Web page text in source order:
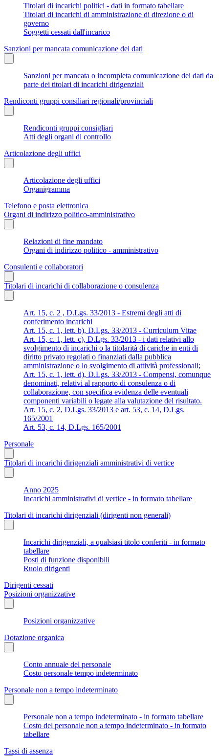
Titolari di incarichi politici - dati in formato tabellare
Titolari di incarichi di amministrazione di direzione o di
governo
Soggetti cessati dall'incarico
Sanzioni per mancata comunicazione dei dati
Sanzioni per mancata o incompleta comunicazione dei dati da
parte dei titolari di incarichi dirigenziali
Rendiconti gruppi consiliari regionali/provinciali
Rendiconti gruppi consigliari
Atti degli organi di controllo
Articolazione degli uffici
Articolazione degli uffici
Organigramma
Telefono e posta elettronica
Organi di indirizzo politico-amministrativo
Relazioni di fine mandato
Organi di indirizzo politico - amministrativo
Consulenti e collaboratori
Titolari di incarichi di collaborazione o consulenza
Art. 15, c. 2 , D.Lgs. 33/2013 - Estremi degli atti di
conferimento incarichi
Art. 15, c. 1, lett. b), D.Lgs. 33/2013 - Curriculum Vitae
Art. 15, c. 1, lett. c), D.Lgs. 33/2013 - i dati relativi allo
svolgimento di incarichi o la titolarità di cariche in enti di
diritto privato regolati o finanziati dalla pubblica
amministrazione o lo svolgimento di attività professionali;
Art. 15, c. 1, lett. d), D.Lgs. 33/2013 - Compensi, comunque
denominati, relativi al rapporto di consulenza o di
collaborazione, con specifica evidenza delle eventuali
componenti variabili o legate alla valutazione del risultato.
Art. 15, c. 2, D.Lgs. 33/2013 e art. 53, c. 14, D.Lgs.
165/2001
Art. 53, c. 14, D.Lgs. 165/2001
Personale
Titolari di incarichi dirigenziali amministrativi di vertice
Anno 2025
Incarichi amministrativi di vertice - in formato tabellare
Titolari di incarichi dirigenziali (dirigenti non generali)
Incarichi dirigenziali, a qualsiasi titolo conferiti - in formato
tabellare
Posti di funzione disponibili
Ruolo dirigenti
Dirigenti cessati
Posizioni organizzative
Posizioni organizzative
Dotazione organica
Conto annuale del personale
Costo personale tempo indeterminato
Personale non a tempo indeterminato
Personale non a tempo indeterminato - in formato tabellare
Costo del personale non a tempo indeterminato - in formato
tabellare
Tassi di assenza